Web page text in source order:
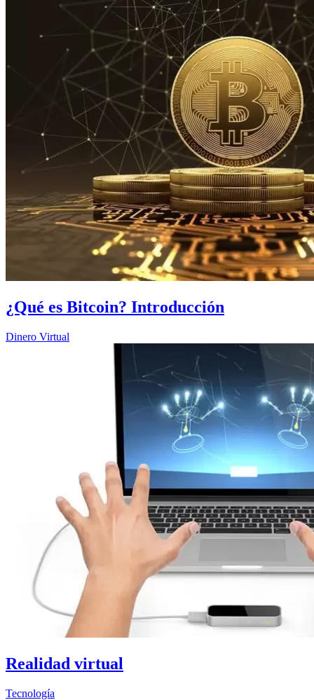
¿Qué es Bitcoin? Introducción
Dinero Virtual
Realidad virtual
Tecnología